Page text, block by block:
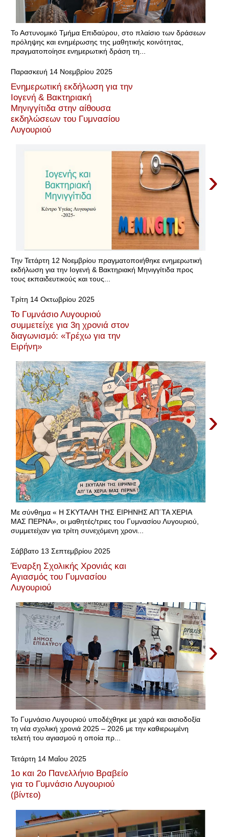
Το Αστυνομικό Τμήμα Επιδαύρου, στο πλαίσιο των δράσεων
πρόληψης και ενημέρωσης της μαθητικής κοινότητας,
πραγματοποίησε ενημερωτική δράση τη...
Παρασκευή 14 Νοεμβρίου 2025
Ενημερωτική εκδήλωση για την
Ιογενή & Βακτηριακή
Μηνιγγίτιδα στην αίθουσα
εκδηλώσεων του Γυμνασίου
Λυγουριού
›
Την Τετάρτη 12 Νοεμβρίου πραγματοποιήθηκε ενημερωτική
εκδήλωση για την Ιογενή & Βακτηριακή Μηνιγγίτιδα προς
τους εκπαιδευτικούς και τους...
Τρίτη 14 Οκτωβρίου 2025
Το Γυμνάσιο Λυγουριού
συμμετείχε για 3η χρονιά στον
διαγωνισμό: «Τρέχω για την
Ειρήνη»
›
Με σύνθημα « Η ΣΚΥΤΑΛΗ ΤΗΣ ΕΙΡΗΝΗΣ ΑΠ΄ΤΑ ΧΕΡΙΑ
ΜΑΣ ΠΕΡΝΑ», οι μαθητές/τριες του Γυμνασίου Λυγουριού,
συμμετείχαν για τρίτη συνεχόμενη χρονι...
Σάββατο 13 Σεπτεμβρίου 2025
Έναρξη Σχολικής Χρονιάς και
Αγιασμός του Γυμνασίου
Λυγουριού
›
Το Γυμνάσιο Λυγουριού υποδέχθηκε με χαρά και αισιοδοξία
τη νέα σχολική χρονιά 2025 – 2026 με την καθιερωμένη
τελετή του αγιασμού η οποία πρ...
Τετάρτη 14 Μαΐου 2025
1ο και 2ο Πανελλήνιο Βραβείο
για το Γυμνάσιο Λυγουριού
(βίντεο)